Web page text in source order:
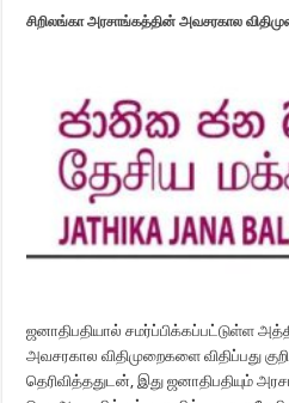
சிறிலங்கா அரசாங்கத்தின் அவசரகால
ஜனாதிபதியால் சமர்ப்பிக்கப்பட்டுள்ள
அவசரகால விதிமுறைகளை விதிப்பது
தெரிவித்ததுடன், இது ஜனாதிபதியும்